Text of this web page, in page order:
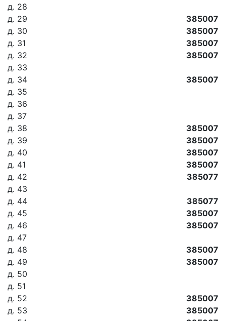
д. 28
д. 29
385007
д. 30
385007
д. 31
385007
д. 32
385007
д. 33
д. 34
385007
д. 35
д. 36
д. 37
д. 38
385007
д. 39
385007
д. 40
385007
д. 41
385007
д. 42
385077
д. 43
д. 44
385077
д. 45
385007
д. 46
385007
д. 47
д. 48
385007
д. 49
385007
д. 50
д. 51
д. 52
385007
д. 53
385007